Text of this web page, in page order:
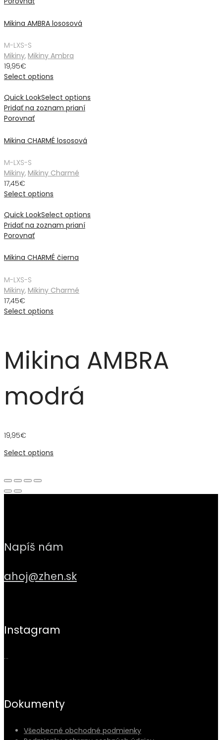
Mikina AMBRA lososová
M-LXS-S
Mikiny, Mikiny Ambra
19,95€
Select options
Quick LookSelect options
Pridať na zoznam prianí
Porovnať
Mikina CHARMÉ lososová
M-LXS-S
Mikiny, Mikiny Charmé
17,45€
Select options
Quick LookSelect options
Pridať na zoznam prianí
Porovnať
Mikina CHARMÉ čierna
M-LXS-S
Mikiny, Mikiny Charmé
17,45€
Select options
Mikina AMBRA
modrá
19,95€
Select options
Napíš nám
ahoj@zhen.sk
Instagram
…
Dokumenty
Všeobecné obchodné podmienky